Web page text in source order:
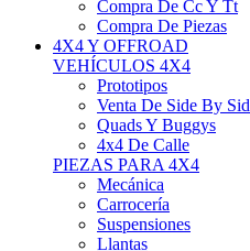
4X4 Y OFFROAD
VEHÍCULOS 4X4
Prototipos
Venta De Side By Side
Quads Y Buggys
4x4 De Calle
PIEZAS PARA 4X4
Mecánica
Carrocería
Suspensiones
Llantas
Neumáticos